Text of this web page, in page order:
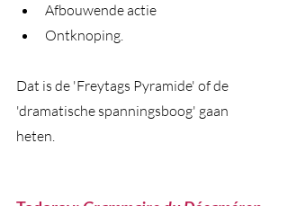
Afbouwende actie
Ontknoping.
Dat is de 'Freytags Pyramide' of de
'dramatische spanningsboog' gaan
heten.